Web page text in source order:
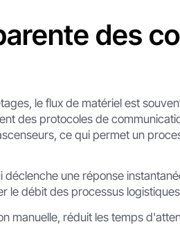
des
le flux de matériel est
des protocoles de
ce qui permet un
une réponse
le débit des processus
manuelle, réduit les temps